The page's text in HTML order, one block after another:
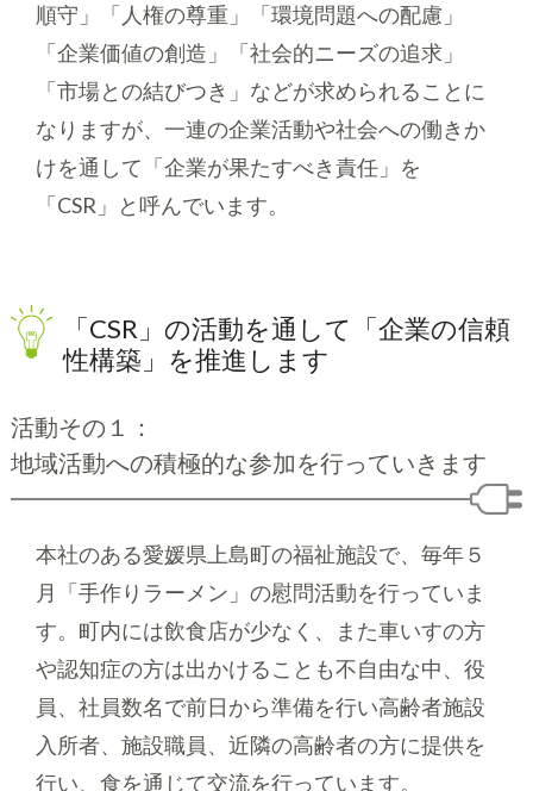
順守」「人権の尊重」「環境問題への配慮」
「企業価値の創造」「社会的ニーズの追求」
「市場との結びつき」などが求められることに
なりますが、一連の企業活動や社会への働きか
けを通して「企業が果たすべき責任」を
「CSR」と呼んでいます。
「CSR」の活動を通して「企業の信頼
性構築」を推進します
活動その１：
地域活動への積極的な参加を行っていきます
本社のある愛媛県上島町の福祉施設で、毎年５
月「手作りラーメン」の慰問活動を行っていま
す。町内には飲食店が少なく、また車いすの方
や認知症の方は出かけることも不自由な中、役
員、社員数名で前日から準備を行い高齢者施設
入所者、施設職員、近隣の高齢者の方に提供を
行い、食を通じて交流を行っています。